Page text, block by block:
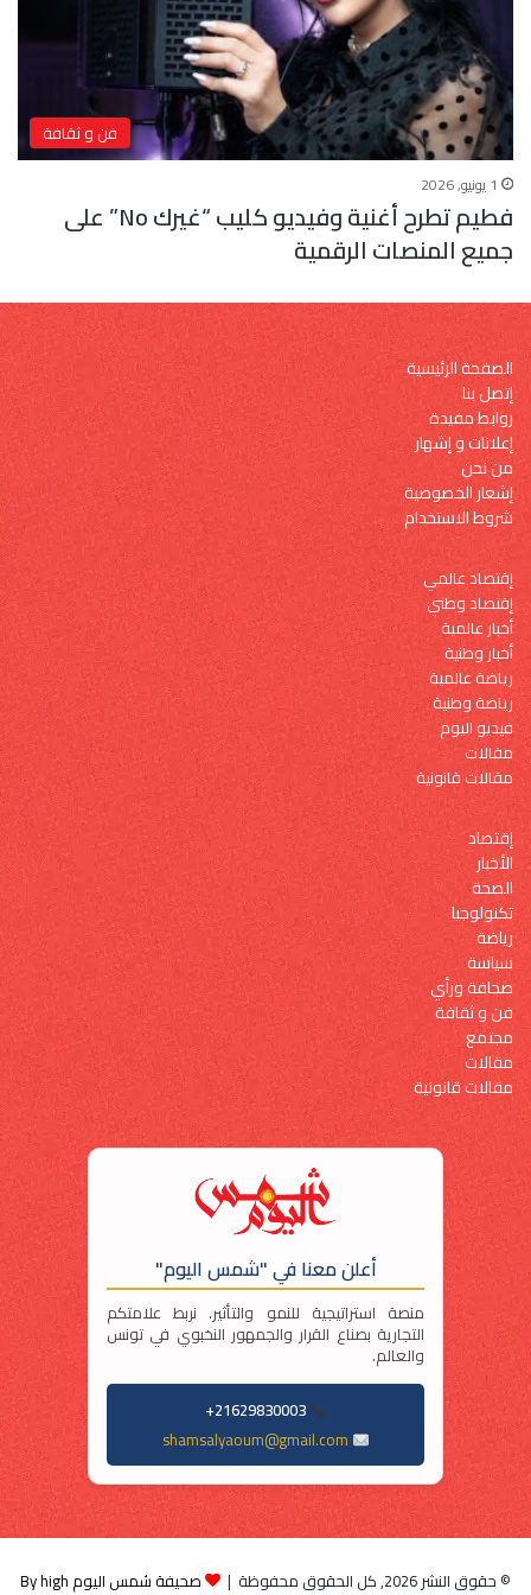
فن و ثقافة
1 يونيو, 2026
فطيم تطرح أغنية وفيديو كليب “غيرك No” على
جميع المنصات الرقمية
الصفحة الرئيسية
إتصل بنا
روابط مفيدة
إعلانات و إشهار
من نحن
إشعار الخصوصية
شروط الاستخدام
إقتصاد عالمي
إقتصاد وطني
أخبار عالمية
أخبار وطنية
رياضة عالمية
رياضة وطنية
فيديو اليوم
مقالات
مقالات قانونية
إقتصاد
الأخبار
الصحة
تكنولوجيا
رياضة
سياسة
صحافة ورأي
فن و ثقافة
مجتمع
مقالات
مقالات قانونية
أعلن معنا في "شمس اليوم"
منصة استراتيجية للنمو والتأثير. نربط علامتكم
التجارية بصناع القرار والجمهور النخبوي في تونس
والعالم.
21629830003+
shamsalyaoum@gmail.com
© حقوق النشر 2026, كل الحقوق محفوظة | صحيفة شمس اليوم By high